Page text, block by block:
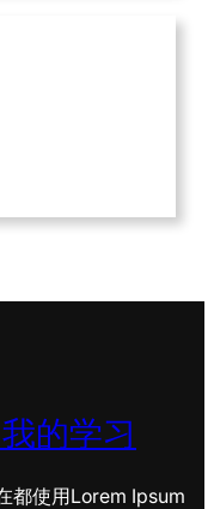
的学习
都使用Lorem Ipsum